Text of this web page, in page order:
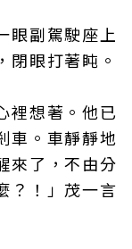
眼副駕駛座上
閉眼打著盹。
裡想著。他已
車。車靜靜地
來了，不由分
？！」茂一言